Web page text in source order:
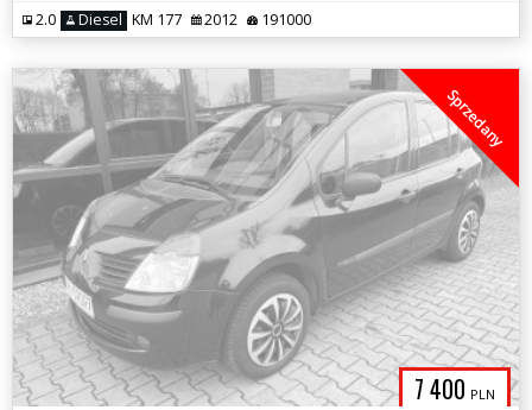
2.0 Diesel KM 177 2012 191000
7 400 PLN
Sprzedany